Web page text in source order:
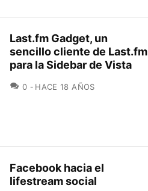
Last.fm Gadget, un
sencillo cliente de Last.fm
para la Sidebar de Vista
0 COMENTARIOS
HACE 18 AÑOS
Facebook hacia el
lifestream social